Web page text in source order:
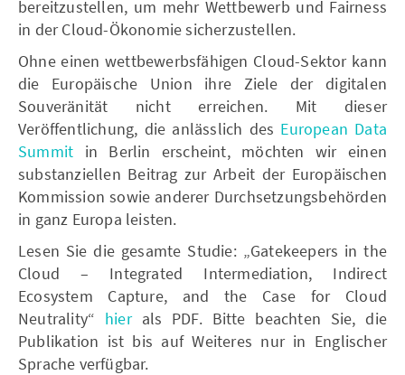
bereitzustellen, um mehr Wettbewerb und Fairness
in der Cloud-Ökonomie sicherzustellen.
Ohne einen wettbewerbsfähigen Cloud-Sektor kann
die Europäische Union ihre Ziele der digitalen
Souveränität nicht erreichen. Mit dieser
Veröffentlichung, die anlässlich des European Data
Summit in Berlin erscheint, möchten wir einen
substanziellen Beitrag zur Arbeit der Europäischen
Kommission sowie anderer Durchsetzungsbehörden
in ganz Europa leisten.
Lesen Sie die gesamte Studie: „Gatekeepers in the
Cloud – Integrated Intermediation, Indirect
Ecosystem Capture, and the Case for Cloud
Neutrality“ hierals PDF. Bitte beachten Sie, die
Publikation ist bis auf Weiteres nur in Englischer
Sprache verfügbar.